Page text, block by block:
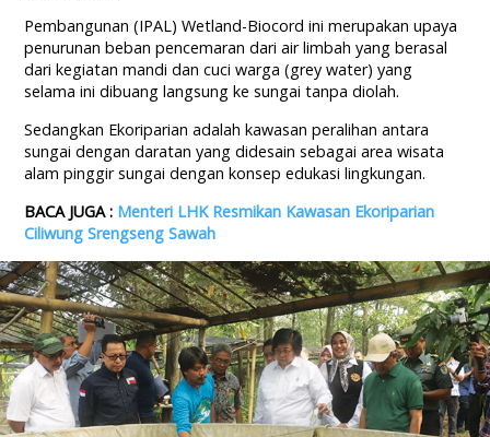
Pembangunan (IPAL) Wetland-Biocord ini merupakan upaya
penurunan beban pencemaran dari air limbah yang berasal
dari kegiatan mandi dan cuci warga (grey water) yang
selama ini dibuang langsung ke sungai tanpa diolah.
Sedangkan Ekoriparian adalah kawasan peralihan antara
sungai dengan daratan yang didesain sebagai area wisata
alam pinggir sungai dengan konsep edukasi lingkungan.
BACA JUGA : Menteri LHK Resmikan Kawasan Ekoriparian
Ciliwung Srengseng Sawah